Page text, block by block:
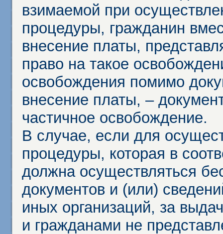
взимаемой при
процедуры, гражданин
внесение платы,
право на такое
освобождения помимо
внесение платы, –
частичное освобождение.
В случае, если для
процедуры, которая в
должна осуществляться
документов и (или)
иных организаций, за
и гражданами не